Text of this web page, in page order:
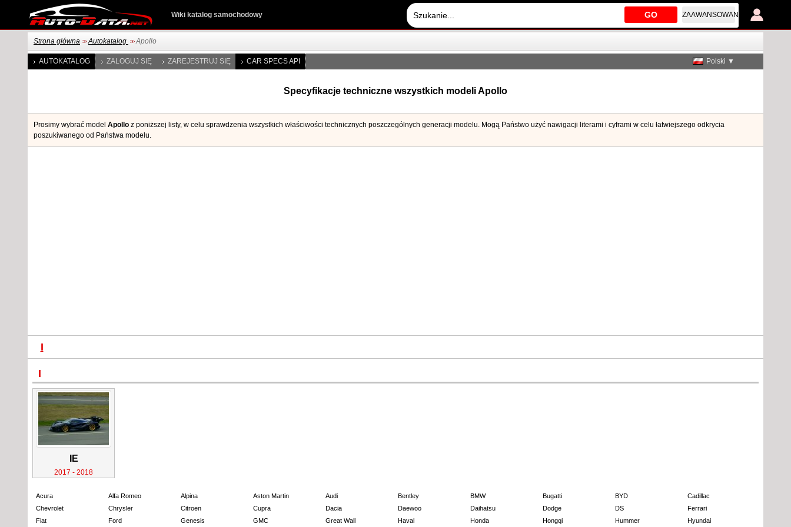
GO ZAAWANSOWANE
Wiki katalog samochodowy
Strona główna >> Autokatalog >> Apollo
AUTOKATALOG ZALOGUJ SIĘ ZAREJESTRUJ SIĘ CAR SPECS API Polski ▼
Specyfikacje techniczne wszystkich modeli Apollo
Prosimy wybrać model Apollo z poniższej listy, w celu sprawdzenia wszystkich właściwości technicznych poszczególnych generacji modelu. Mogą Państwo użyć nawigacji literami i cyframi w celu łatwiejszego odkrycia
poszukiwanego od Państwa modelu.
I
I
IE
2017 - 2018
Acura Alfa Romeo Alpina Aston Martin Audi Bentley BMW Bugatti BYD
Cadillac
Chevrolet
Chrysler Citroen Cupra Dacia Daewoo Daihatsu Dodge DS
Ferrari
Fiat
Ford Genesis GMC Great Wall Haval Honda Hongqi Hummer Hyundai